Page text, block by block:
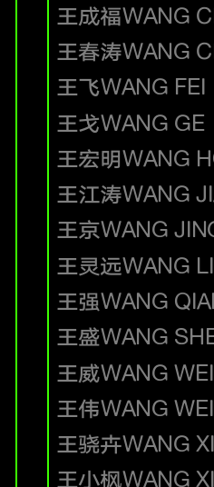
王成福WANG
王春涛WANG
王飞WANG FEI
王戈WANG GE
王宏明WANG
王江涛WANG
王京WANG
王灵远WANG
王强WANG
王盛WANG
王威WANG WEI
王伟WANG WEI
王骁卉WANG
王小枫WANG